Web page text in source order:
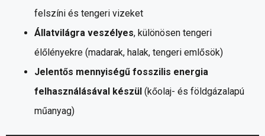
felszíni és tengeri vizeket
Állatvilágra veszélyes, különösen tengeri
élőlényekre (madarak, halak, tengeri emlősök)
Jelentős mennyiségű fosszilis energia
felhasználásával készül (kőolaj- és földgázalapú
műanyag)